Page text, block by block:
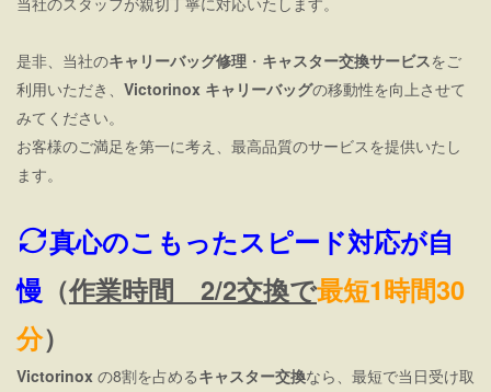
是非、当社のキャリーバッグ修理 ・ キャスター交換サービスをご
利用いただき、 Victorinox キャリーバッグの移動性を向上させて
みてください。
お客様のご満足を第一に考え、最高品質のサービスを提供いたし
ます。
真心のこもったスピード対応が自
慢 （作業時間 2/2交換で最短1時間30
分）
Victorinox の8割を占めるキャスター交換なら、最短で当日受け取